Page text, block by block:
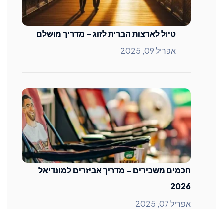
טיול לארצות הברית לזוג – מדריך מושלם
אפריל 09, 2025
חכמים משכירים – מדריך אביזרים למונדיאל
2026
אפריל 07, 2025